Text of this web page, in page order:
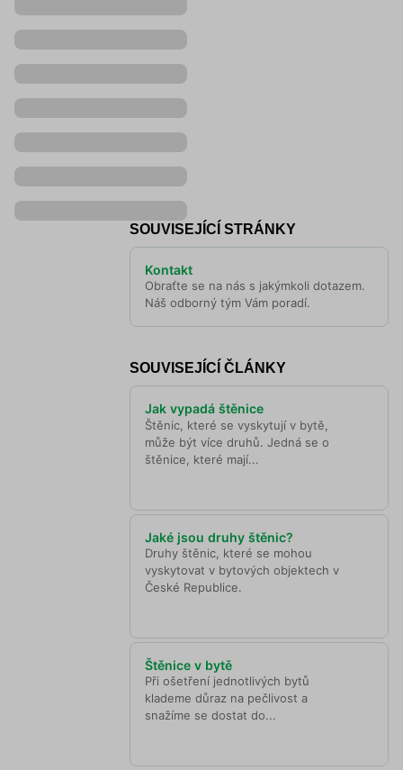
SOUVISEJÍCÍ STRÁNKY
Kontakt
Obraťte se na nás s jakýmkoli dotazem.
Náš odborný tým Vám poradí.
SOUVISEJÍCÍ ČLÁNKY
Jak vypadá štěnice
Štěnic, které se vyskytují v bytě,
může být více druhů. Jedná se o
štěnice, které mají...
Jaké jsou druhy štěnic?
Druhy štěnic, které se mohou
vyskytovat v bytových objektech v
České Republice.
Štěnice v bytě
Při ošetření jednotlivých bytů
klademe důraz na pečlivost a
snažíme se dostat do...